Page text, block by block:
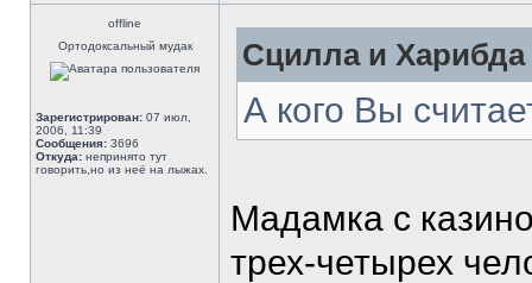
offline
Ортодоксальный мудак
Зарегистрирован: 07 июл,
2006, 11:39
Сообщения: 3696
Откуда: непринято тут
говорить,но из неё на лыжах.
Сцилла и Харибда
А кого Вы
Мадамка с
трех-четырех